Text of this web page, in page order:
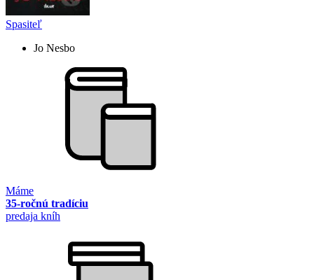
Spasiteľ
Jo Nesbo
Máme
35-ročnú tradíciu
predaja kníh